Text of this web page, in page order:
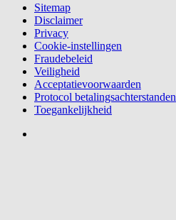
Sitemap
Disclaimer
Privacy
Cookie-instellingen
Fraudebeleid
Veiligheid
Acceptatievoorwaarden
Protocol betalingsachterstanden
Toegankelijkheid